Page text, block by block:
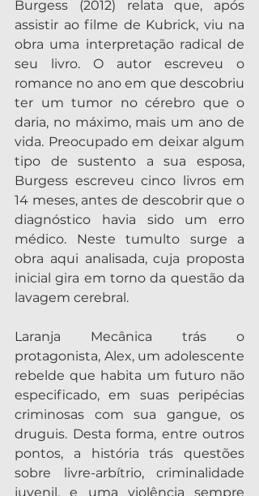
Burgess (2012) relata que, após
assistir ao filme de Kubrick, viu na
obra uma interpretação radical de
seu livro. O autor escreveu o
romance no ano em que descobriu
ter um tumor no cérebro que o
daria, no máximo, mais um ano de
vida. Preocupado em deixar algum
tipo de sustento a sua esposa,
Burgess escreveu cinco livros em
14 meses, antes de descobrir que o
diagnóstico havia sido um erro
médico. Neste tumulto surge a
obra aqui analisada, cuja proposta
inicial gira em torno da questão da
lavagem cerebral.
Laranja Mecânica trás o
protagonista, Alex, um adolescente
rebelde que habita um futuro não
especificado, em suas peripécias
criminosas com sua gangue, os
druguis. Desta forma, entre outros
pontos, a história trás questões
sobre livre-arbítrio, criminalidade
juvenil, e uma violência sempre